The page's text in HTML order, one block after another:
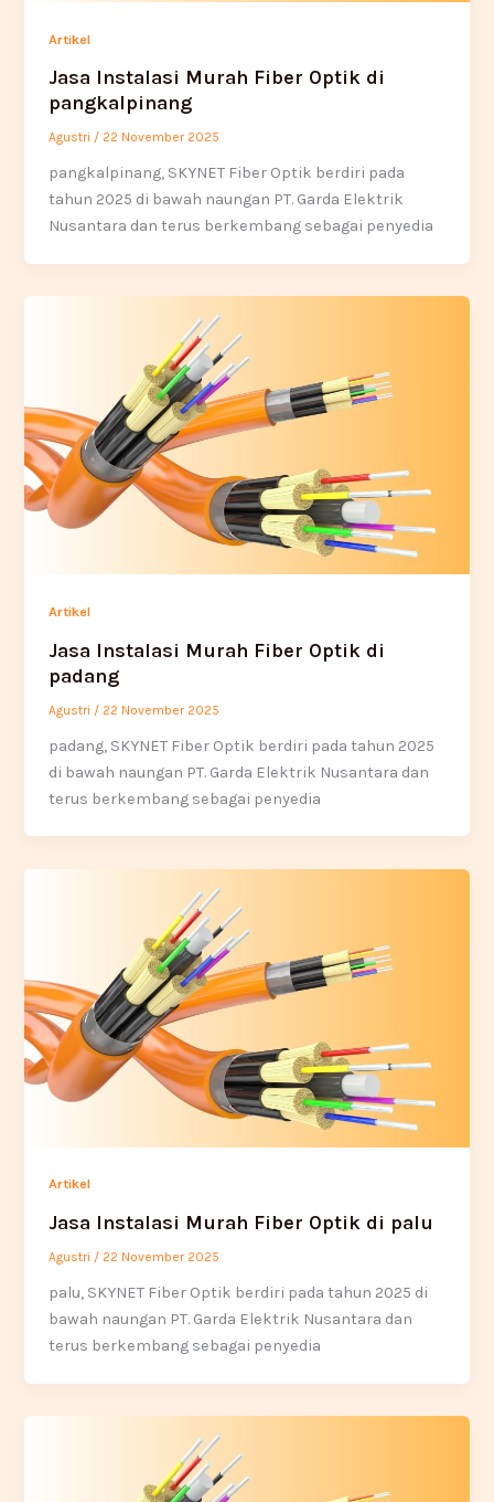
Artikel
Jasa Instalasi Murah Fiber Optik di
pangkalpinang
Agustri / 22 November 2025
pangkalpinang, SKYNET Fiber Optik berdiri pada
tahun 2025 di bawah naungan PT. Garda Elektrik
Nusantara dan terus berkembang sebagai penyedia
Artikel
Jasa Instalasi Murah Fiber Optik di
padang
Agustri / 22 November 2025
padang, SKYNET Fiber Optik berdiri pada tahun 2025
di bawah naungan PT. Garda Elektrik Nusantara dan
terus berkembang sebagai penyedia
Artikel
Jasa Instalasi Murah Fiber Optik di palu
Agustri / 22 November 2025
palu, SKYNET Fiber Optik berdiri pada tahun 2025 di
bawah naungan PT. Garda Elektrik Nusantara dan
terus berkembang sebagai penyedia